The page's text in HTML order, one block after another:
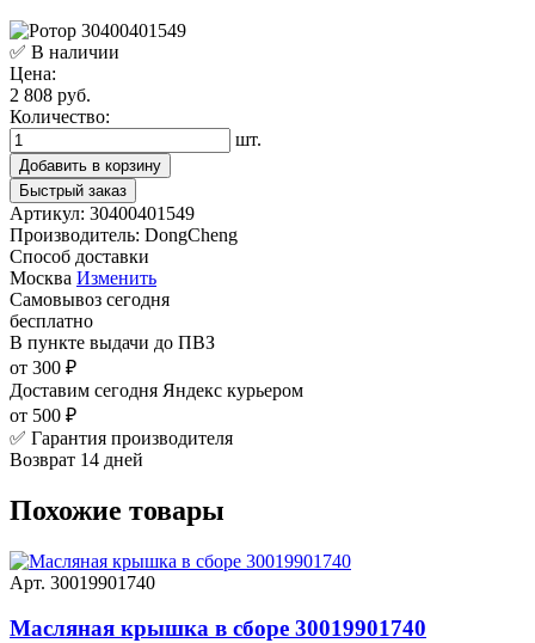
✅ В наличии
Цена:
2 808 руб.
Количество:
шт.
Добавить в корзину
Быстрый заказ
Артикул: 30400401549
Производитель: DongCheng
Способ доставки
Москва Изменить
Самовывоз сегодня
бесплатно
В пункте выдачи до ПВЗ
от 300 ₽
Доставим сегодня Яндекс курьером
от 500 ₽
✅ Гарантия производителя
Возврат 14 дней
Похожие товары
Арт. 30019901740
Масляная крышка в сборе 30019901740